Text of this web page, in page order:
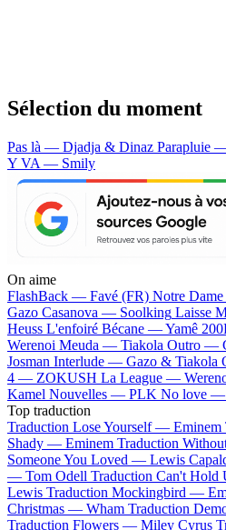
Sélection du moment
Pas là — Djadja & Dinaz Parapluie
Y VA — Smily
On aime
FlashBack — Favé (FR) Notre
Gazo Casanova — Soolking Laisse
Heuss L'enfoiré Bécane —Yamê
Werenoi Meuda — Tiakola Outro —
Josman Interlude — Gazo & Tiakola
4 — ZOKUSH La League —
Kamel Nouvelles — PLK No love —
Top traduction
Traduction Lose Yourself — Eminem
Shady — Eminem Traduction
Someone You Loved — Lewis
— Tom Odell Traduction Can't
Lewis Traduction Mockingbird —
Christmas — Wham Traduction
Traduction Flowers — Miley Cyrus